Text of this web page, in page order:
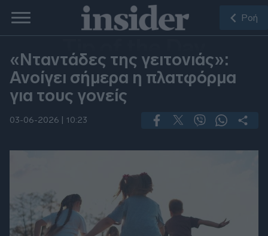
Ροή
Tip of the Day
«Νταντάδες της γειτονιάς»:
Ανοίγει σήμερα η πλατφόρμα
για τους γονείς
03-06-2026 | 10:23